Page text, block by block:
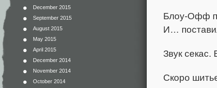
December 2015
September 2015
August 2015
May 2015
April 2015
December 2014
November 2014
October 2014
Блоу-Офф
И…
Звук секас.
Скоро